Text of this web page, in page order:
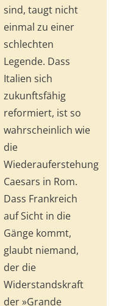
sind, taugt nicht
einmal zu einer
schlechten
Legende. Dass
Italien sich
zukunftsfähig
reformiert, ist so
wahrscheinlich wie
die
Wiederauferstehung
Cae­sars in Rom.
Dass Frankreich
auf Sicht in die
Gänge kommt,
glaubt niemand,
der die
Widerstandskraft
der »Grande